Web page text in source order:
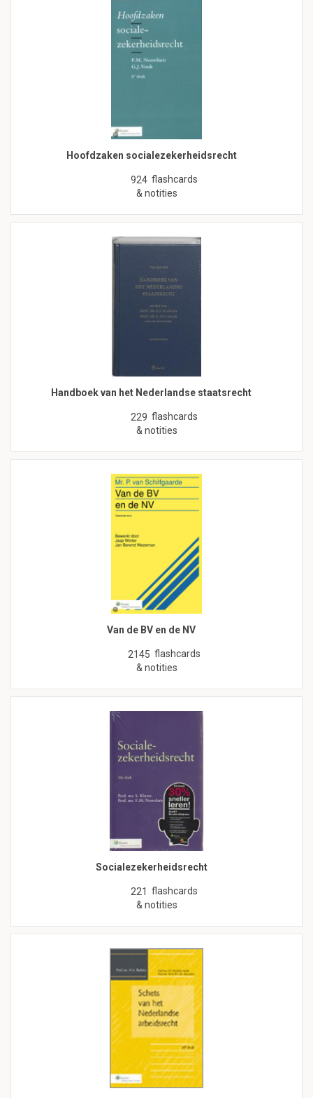
Hoofdzaken socialezekerheidsrecht
924 flashcards
& notities
Handboek van het Nederlandse staatsrecht
229 flashcards
& notities
Van de BV en de NV
2145 flashcards
& notities
Socialezekerheidsrecht
221 flashcards
& notities